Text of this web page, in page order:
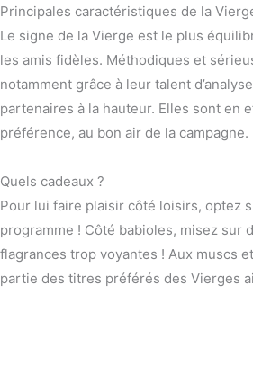
Principales caractéristiques de la
Le signe de la Vierge est le plus
les amis fidèles. Méthodiques et
notamment grâce à leur talent
partenaires à la hauteur. Elles sont en
préférence, au bon air de la campagne.
Quels cadeaux ?
Pour lui faire plaisir côté loisirs, optez
programme ! Côté babioles, misez sur
flagrances trop voyantes ! Aux muscs
partie des titres préférés des Vierges